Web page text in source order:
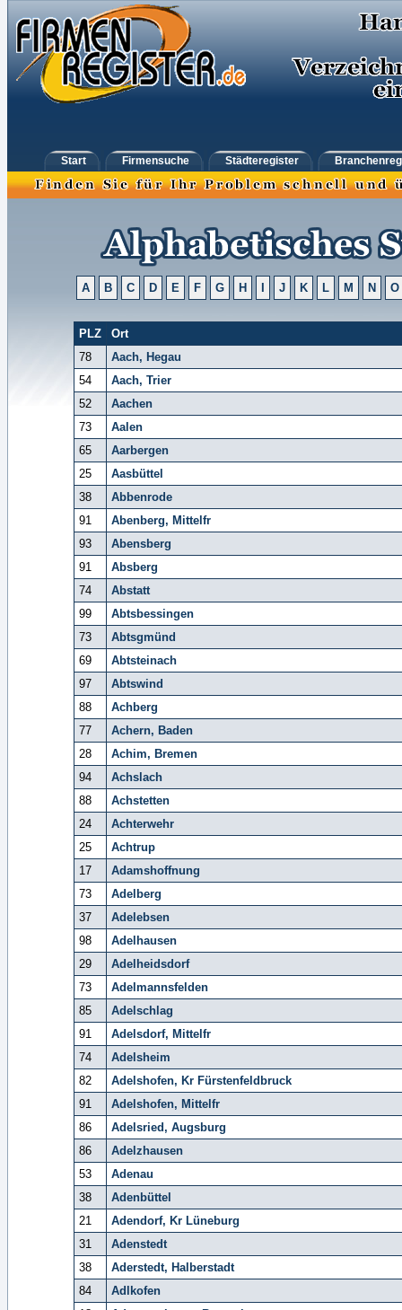
Start Firmensuche Städteregister
A B C D E F G H J K L M N O
PLZ
Ort
78
Aach, Hegau
54
Aach, Trier
52
Aachen
73
Aalen
65
Aarbergen
25
Aasbüttel
38
Abbenrode
91
Abenberg, Mittelfr
93
Abensberg
91
Absberg
74
Abstatt
99
Abtsbessingen
73
Abtsgmünd
69
Abtsteinach
97
Abtswind
88
Achberg
77
Achern, Baden
28
Achim, Bremen
94
Achslach
88
Achstetten
24
Achterwehr
25
Achtrup
17
Adamshoffnung
73
Adelberg
37
Adelebsen
98
Adelhausen
29
Adelheidsdorf
73
Adelmannsfelden
85
Adelschlag
91
Adelsdorf, Mittelfr
74
Adelsheim
82
Adelshofen, Kr Fürstenfeldbruck
91
Adelshofen, Mittelfr
86
Adelsried, Augsburg
86
Adelzhausen
53
Adenau
38
Adenbüttel
21
Adendorf, Kr Lüneburg
31
Adenstedt
38
Aderstedt, Halberstadt
84
Adlkofen